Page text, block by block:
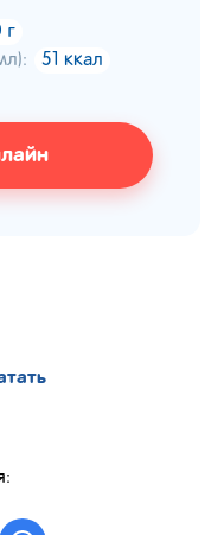
г
51 ккал